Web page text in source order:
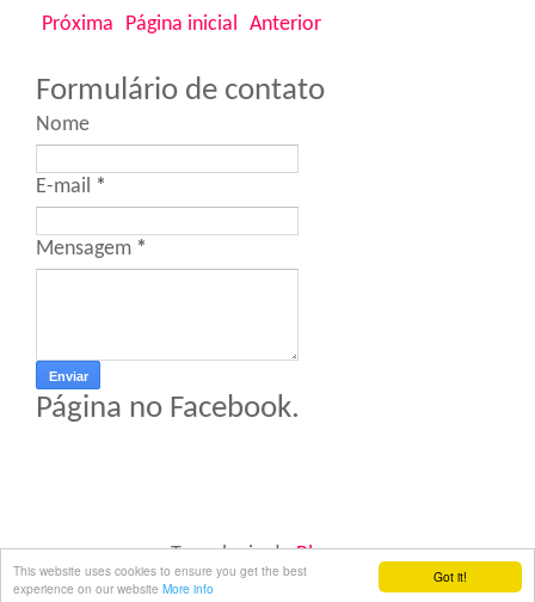
Got it!
This website uses cookies to ensure you get the best
experience on our website More info
Próxima Anterior
Página inicial
Formulário de contato
Nome
E-mail *
Mensagem *
Página no Facebook.
Tecnologia doBlogger.